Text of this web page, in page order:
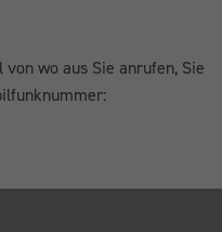
wo aus Sie anrufen, Sie